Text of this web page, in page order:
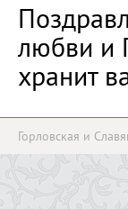
любви и
хранит
Горловская и